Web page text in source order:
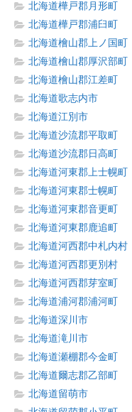
北海道樺戸郡月形町
北海道樺戸郡浦臼町
北海道檜山郡上ノ国町
北海道檜山郡厚沢部町
北海道檜山郡江差町
北海道歌志内市
北海道江別市
北海道沙流郡平取町
北海道沙流郡日高町
北海道河東郡上士幌町
北海道河東郡士幌町
北海道河東郡音更町
北海道河東郡鹿追町
北海道河西郡中札内村
北海道河西郡更別村
北海道河西郡芽室町
北海道浦河郡浦河町
北海道深川市
北海道滝川市
北海道瀬棚郡今金町
北海道爾志郡乙部町
北海道留萌市